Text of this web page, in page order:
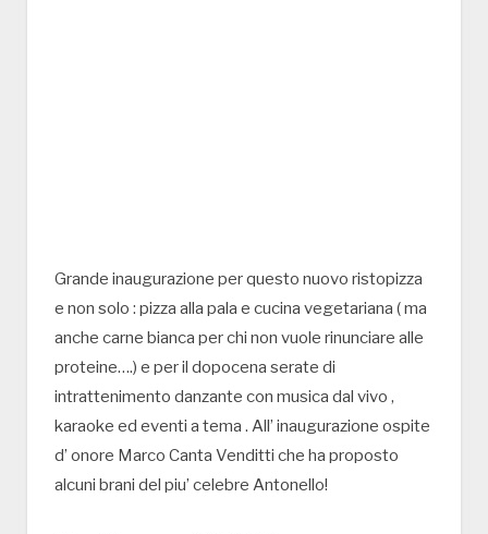
Grande inaugurazione per questo nuovo ristopizza
e non solo : pizza alla pala e cucina vegetariana ( ma
anche carne bianca per chi non vuole rinunciare alle
proteine….) e per il dopocena serate di
intrattenimento danzante con musica dal vivo ,
karaoke ed eventi a tema . All’ inaugurazione ospite
d’ onore Marco Canta Venditti che ha proposto
alcuni brani del piu’ celebre Antonello!